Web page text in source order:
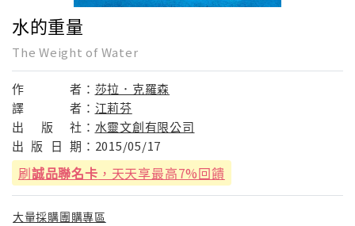
水的重量
The Weight of Water
作 者： 莎拉．克羅森
譯
者： 江莉芬
出
版 社： 水靈文創有限公司
出 版 日 期： 2015/05/17
刷誠品聯名卡 ，天天享最高7%回饋
大量採購團購專區